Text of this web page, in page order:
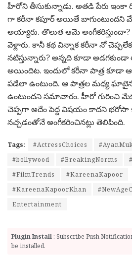
హీరోని తీసుకున్నాడు. అత‌డి పేరు
గా క‌రీనా క‌పూర్ అయితే బాగుంటుంద‌ని
అయ్యారు. తొలుత ఆమె
వెళ్లారు. కానీ క‌థ విన్నాక క‌రీనా నో
న‌టిస్తున్నారు? అన్న‌ది కూడా
అయిందిట‌. ఇందులో క‌రీనా పాత్ర కూడా
ప‌డేలా ఉంటుంది. ఆ పాత్ర‌ల మ‌ధ్య
ఉంటుందని స‌మాచారం. హీరో గురించి
చెప్ప‌గా అదేం పెద్ద విష‌యం కాద‌ని భ‌రోసా
న‌చ్చ‌డంతోనే అంగీక‌రించిన‌ట్లు తెలిపింది.
Tags: #ActressChoices
#bollywood
#BreakingNorms
#FilmTrends
#KareenaKapoor
#KareenaKapoorKhan
Entertainment
Plugin Install : Subscribe Push
be installed.